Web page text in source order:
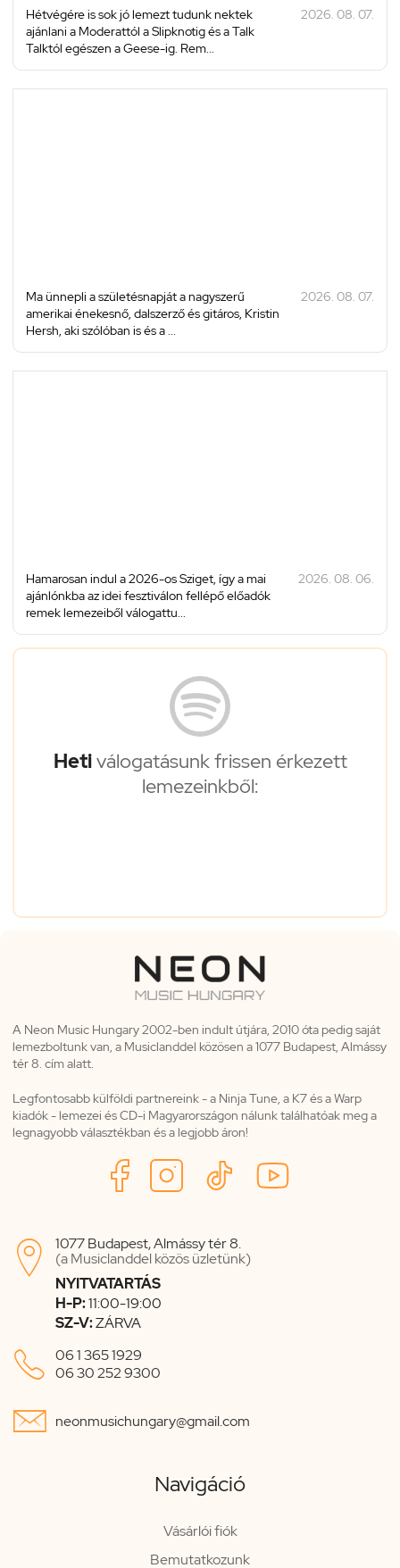
Hétvégére is sok jó lemezt tudunk nektek
ajánlani a Moderattól a Slipknotig és a Talk
Talktól egészen a Geese-ig. Rem...
2026. 08. 07.
Ma ünnepli a születésnapját a nagyszerű
amerikai énekesnő, dalszerző és gitáros, Kristin
Hersh, aki szólóban is és a ...
2026. 08. 07.
Hamarosan indul a 2026-os Sziget, így a mai
ajánlónkba az idei fesztiválon fellépő előadók
remek lemezeiből válogattu...
2026. 08. 06.
Hetiválogatásunk frissen érkezett
lemezeinkből:
A Neon Music Hungary 2002-ben indult útjára, 2010 óta pedig saját
lemezboltunk van, a Musiclanddel közösen a 1077 Budapest, Almássy
tér 8. cím alatt.
Legfontosabb külföldi partnereink - a Ninja Tune, a K7 és a Warp
kiadók - lemezei és CD-i Magyarországon nálunk találhatóak meg a
legnagyobb választékban és a legjobb áron!

1077 Budapest, Almássy tér 8.
(a Musiclanddel közös üzletünk)
NYITVATARTÁS
H-P:11:00-19:00
SZ-V:ZÁRVA
 06 1 365 1929
06 30 252 9300
 neonmusichungary@gmail.com
Navigáció
Vásárlói fiók
Bemutatkozunk